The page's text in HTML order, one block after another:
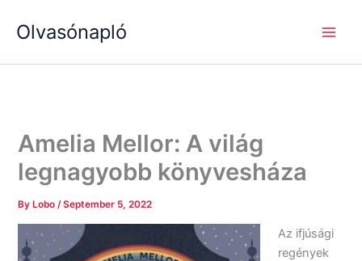
Olvasónapló
Amelia Mellor: A világ
legnagyobb könyvesháza
By Lobo/September 5, 2022
Az ifjúsági
regények
e
a
é
g
k
é
g
k